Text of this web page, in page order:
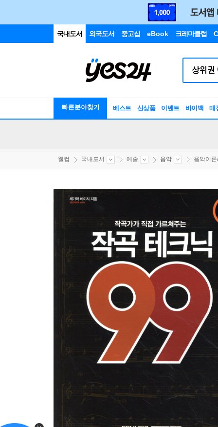
국내도서 외국도서 중고샵 eBook 크레마클럽
빠른분야찾기 베스트 신상품 이벤트 바이백 매
웰컴 국내도서 예술 음악 음악이